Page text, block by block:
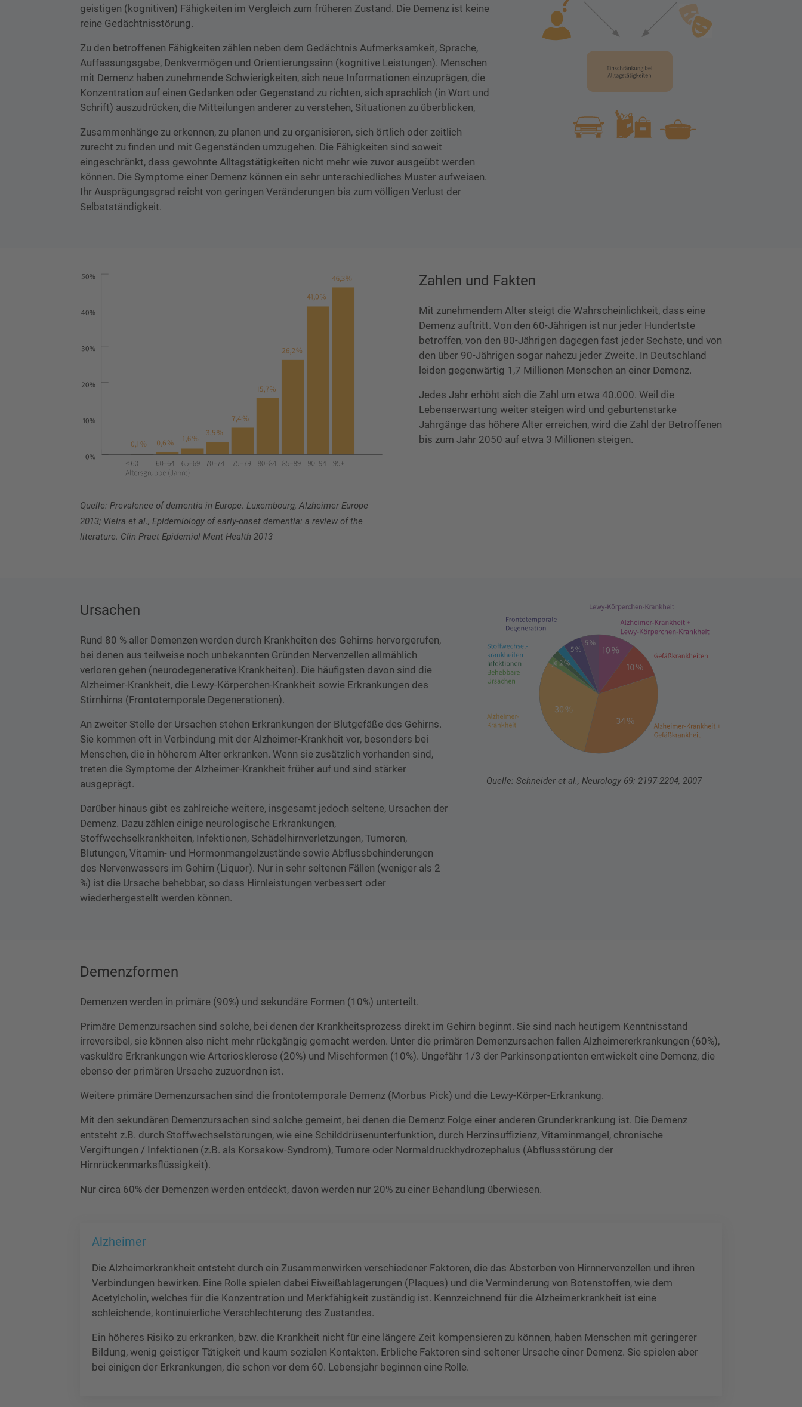
geistigen (kognitiven) Fähigkeiten im Vergleich zum früheren Zustand. Die Demenz ist keine
reine Gedächtnisstörung.
Zu den betroffenen Fähigkeiten zählen neben dem Gedächtnis Aufmerksamkeit, Sprache,
Auffassungsgabe, Denkvermögen und Orientierungssinn (kognitive Leistungen). Menschen
mit Demenz haben zunehmende Schwierigkeiten, sich neue Informationen einzuprägen, die
Konzentration auf einen Gedanken oder Gegenstand zu richten, sich sprachlich (in Wort und
Schrift) auszudrücken, die Mitteilungen anderer zu verstehen, Situationen zu überblicken,
Zusammenhänge zu erkennen, zu planen und zu organisieren, sich örtlich oder zeitlich
zurecht zu finden und mit Gegenständen umzugehen. Die Fähigkeiten sind soweit
eingeschränkt, dass gewohnte Alltagstätigkeiten nicht mehr wie zuvor ausgeübt werden
können. Die Symptome einer Demenz können ein sehr unterschiedliches Muster aufweisen.
Ihr Ausprägungsgrad reicht von geringen Veränderungen bis zum völligen Verlust der
Selbstständigkeit.
Quelle: Prevalence of dementia in Europe. Luxembourg, Alzheimer Europe
2013; Vieira et al., Epidemiology ofearly-onset dementia: a review of the
literature. Clin Pract Epidemiol Ment Health 2013
Zahlen und Fakten
Mit zunehmendem Alter steigt die Wahrscheinlichkeit, dass eine
Demenz auftritt. Von den 60-Jährigen ist nur jeder Hundertste
betroffen, von den 80-Jährigen dagegen fast jeder Sechste, und von
den über 90-Jährigen sogar nahezu jeder Zweite. In Deutschland
leiden gegenwärtig 1,7 Millionen Menschen an einer Demenz.
Jedes Jahr erhöht sich die Zahl um etwa 40.000. Weil die
Lebenserwartung weiter steigen wird und geburtenstarke
Jahrgänge das höhere Alter erreichen, wird die Zahl der Betroffenen
bis zum Jahr 2050 auf etwa 3 Millionen steigen.
Ursachen
Rund 80 % aller Demenzen werden durch Krankheiten des Gehirns hervorgerufen,
bei denen aus teilweise noch unbekannten Gründen Nervenzellen allmählich
verloren gehen (neurodegenerative Krankheiten). Die häufigsten davon sind die
Alzheimer-Krankheit, die Lewy-Körperchen-Krankheit sowie Erkrankungen des
Stirnhirns (Frontotemporale Degenerationen).
An zweiter Stelle der Ursachen stehen Erkrankungen der Blutgefäße des Gehirns.
Sie kommen oft in Verbindung mit der Alzheimer-Krankheit vor, besonders bei
Menschen, die in höherem Alter erkranken. Wenn sie zusätzlich vorhanden sind,
treten die Symptome der Alzheimer-Krankheit früher auf und sind stärker
ausgeprägt.
Darüber hinaus gibt es zahlreiche weitere, insgesamt jedoch seltene, Ursachen der
Demenz. Dazu zählen einige neurologische Erkrankungen,
Stoffwechselkrankheiten, Infektionen, Schädelhirnverletzungen, Tumoren,
Blutungen, Vitamin- und Hormonmangelzustände sowie Abflussbehinderungen
des Nervenwassers im Gehirn (Liquor). Nur in sehr seltenen Fällen (weniger als 2
%) ist die Ursache behebbar, so dass Hirnleistungen verbessert oder
wiederhergestellt werden können.
Quelle: Schneider et al., Neurology 69: 2197-2204, 2007
Demenzformen
Demenzen werden in primäre (90%) und sekundäre Formen (10%) unterteilt.
Primäre Demenzursachen sind solche, bei denen der Krankheitsprozess direkt im Gehirn beginnt. Sie sind nach heutigem Kenntnisstand
irreversibel, sie können also nicht mehr rückgängig gemacht werden. Unter die primären Demenzursachen fallen Alzheimererkrankungen (60%),
vaskuläre Erkrankungen wie Arteriosklerose (20%) und Mischformen (10%). Ungefähr 1/3 der Parkinsonpatienten entwickelt eine Demenz, die
ebenso der primären Ursache zuzuordnen ist.
Weitere primäre Demenzursachen sind die frontotemporale Demenz (Morbus Pick) und die Lewy-Körper-Erkrankung.
Mit den sekundären Demenzursachen sind solche gemeint, bei denen die Demenz Folge einer anderen Grunderkrankung ist. Die Demenz
entsteht z.B. durch Stoffwechselstörungen, wie eine Schilddrüsenunterfunktion, durch Herzinsuffizienz, Vitaminmangel, chronische
Vergiftungen / Infektionen (z.B. als Korsakow-Syndrom), Tumore oder Normaldruckhydrozephalus (Abflussstörung der
Hirnrückenmarksflüssigkeit).
Nur circa 60% der Demenzen werden entdeckt, davon werden nur 20% zu einer Behandlung überwiesen.
Alzheimer
Die Alzheimerkrankheit entsteht durch ein Zusammenwirken verschiedener Faktoren, die das Absterben von Hirnnervenzellen und ihren
Verbindungen bewirken. Eine Rolle spielen dabei Eiweißablagerungen (Plaques) und die Verminderung von Botenstoffen, wie dem
Acetylcholin, welches für die Konzentration und Merkfähigkeit zuständig ist. Kennzeichnend für die Alzheimerkrankheit ist eine
schleichende, kontinuierliche Verschlechterung des Zustandes.
Ein höheres Risiko zu erkranken, bzw. die Krankheit nicht für eine längere Zeit kompensieren zu können, haben Menschen mit geringerer
Bildung, wenig geistiger Tätigkeit und kaum sozialen Kontakten. Erbliche Faktoren sind seltener Ursache einer Demenz. Sie spielen aber
bei einigen der Erkrankungen, die schon vor dem 60. Lebensjahr beginnen eine Rolle.